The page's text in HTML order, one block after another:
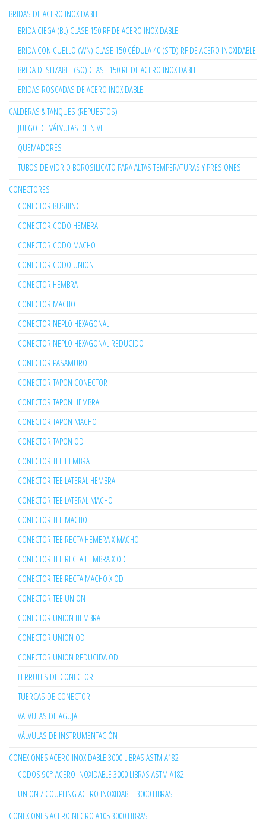
BRIDAS DE ACERO INOXIDABLE
BRIDA CIEGA (BL) CLASE 150 RF DE ACERO INOXIDABLE
BRIDA CON CUELLO (WN) CLASE 150 CÉDULA 40 (STD) RF DE ACERO INOXIDABLE
BRIDA DESLIZABLE (SO) CLASE 150 RF DE ACERO INOXIDABLE
BRIDAS ROSCADAS DE ACERO INOXIDABLE
CALDERAS & TANQUES (REPUESTOS)
JUEGO DE VÁLVULAS DE NIVEL
QUEMADORES
TUBOS DE VIDRIO BOROSILICATO PARA ALTAS TEMPERATURAS Y PRESIONES
CONECTORES
CONECTOR BUSHING
CONECTOR CODO HEMBRA
CONECTOR CODO MACHO
CONECTOR CODO UNION
CONECTOR HEMBRA
CONECTOR MACHO
CONECTOR NEPLO HEXAGONAL
CONECTOR NEPLO HEXAGONAL REDUCIDO
CONECTOR PASAMURO
CONECTOR TAPON CONECTOR
CONECTOR TAPON HEMBRA
CONECTOR TAPON MACHO
CONECTOR TAPON OD
CONECTOR TEE HEMBRA
CONECTOR TEE LATERAL HEMBRA
CONECTOR TEE LATERAL MACHO
CONECTOR TEE MACHO
CONECTOR TEE RECTA HEMBRA X MACHO
CONECTOR TEE RECTA HEMBRA X OD
CONECTOR TEE RECTA MACHO X OD
CONECTOR TEE UNION
CONECTOR UNION HEMBRA
CONECTOR UNION OD
CONECTOR UNION REDUCIDA OD
FERRULES DE CONECTOR
TUERCAS DE CONECTOR
VALVULAS DE AGUJA
VÁLVULAS DE INSTRUMENTACIÓN
CONEXIONES ACERO INOXIDABLE 3000 LIBRAS ASTM A182
CODOS 90° ACERO INOXIDABLE 3000 LIBRAS ASTM A182
UNION / COUPLING ACERO INOXIDABLE 3000 LIBRAS
CONEXIONES ACERO NEGRO A105 3000 LIBRAS